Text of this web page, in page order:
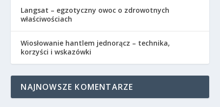
Langsat – egzotyczny owoc o zdrowotnych
właściwościach
Wiosłowanie hantlem jednorącz – technika,
korzyści i wskazówki
NAJNOWSZE KOMENTARZE